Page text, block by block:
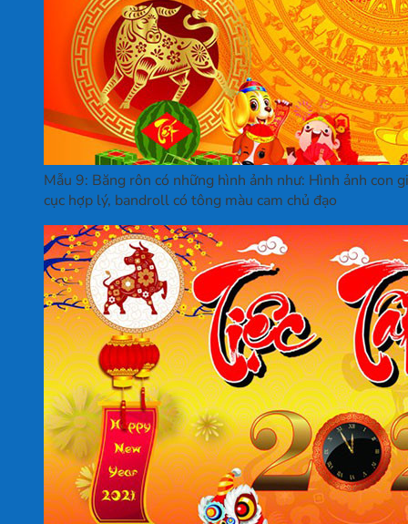
Mẫu 9: Băng rôn có những hình ảnh như: Hình ảnh con
cục hợp lý, bandroll có tông màu cam chủ đạo